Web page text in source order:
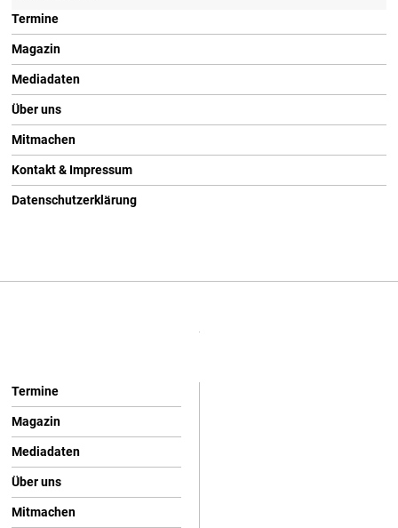
Termine
Magazin
Mediadaten
Über uns
Mitmachen
Kontakt & Impressum
Datenschutzerklärung
Termine
Magazin
Mediadaten
Über uns
Mitmachen